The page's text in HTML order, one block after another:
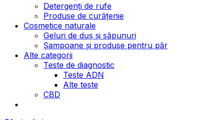
Detergenți de rufe
Produse de curățenie
Cosmetice naturale
Geluri de duș și săpunuri
Șampoane și produse pentru păr
Alte categorii
Teste de diagnostic
Teste ADN
Alte teste
CBD